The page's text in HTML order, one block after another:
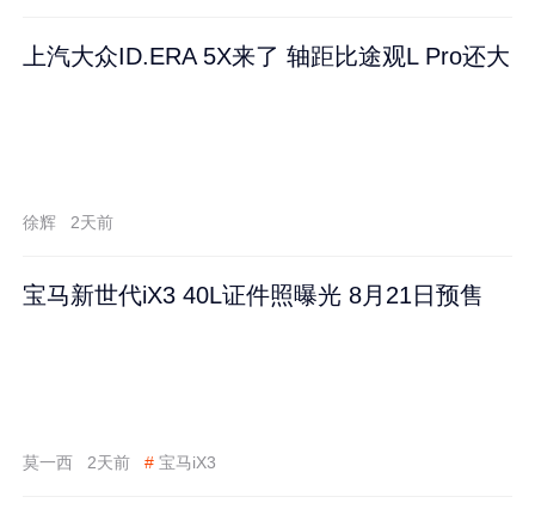
上汽大众ID.ERA 5X来了 轴距比途观L Pro还大
徐辉 2天前
宝马新世代iX3 40L证件照曝光 8月21日预售
莫一西 2天前 # 宝马iX3